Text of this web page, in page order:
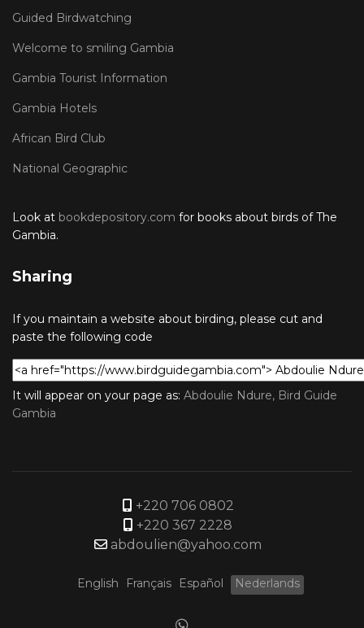
Guided Birdwatching
Welcome to smiling Gambia
Gambia Tourist Information
Gambia Hotels
African Bird Club
National Geographic
Look at bookdepository.com for books about birds of The
Gambia.
Sharing
If you maintain a website about birding, please cut and
paste the following code
It will appear on your page as: Abdoulie Ndure, Bird Guide
Gambia
+220 706 0802
+220 367 2228
abdoulien@yahoo.com
English Français Español Nederlands